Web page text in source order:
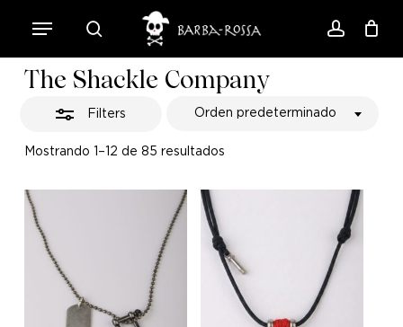
main
content
search account
Menu
Close
The Shackle Company
Filters
Mostrando 1–12 de 85 resultados
Orden predeterminado
Close
Filters